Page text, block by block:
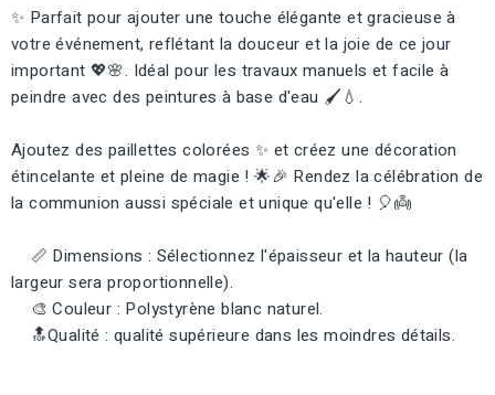
✨ Parfait pour ajouter une touche élégante et gracieuse à
votre événement, reflétant la douceur et la joie de ce jour
important 💖🌸. Idéal pour les travaux manuels et facile à
peindre avec des peintures à base d'eau 🖌️💧.
Ajoutez des paillettes colorées ✨ et créez une décoration
étincelante et pleine de magie ! 🌟🎉 Rendez la célébration de
la communion aussi spéciale et unique qu'elle ! 🎈👼
📏 Dimensions : Sélectionnez l'épaisseur et la hauteur (la
largeur sera proportionnelle).
🎨 Couleur : Polystyrène blanc naturel.
🔝Qualité : qualité supérieure dans les moindres détails.